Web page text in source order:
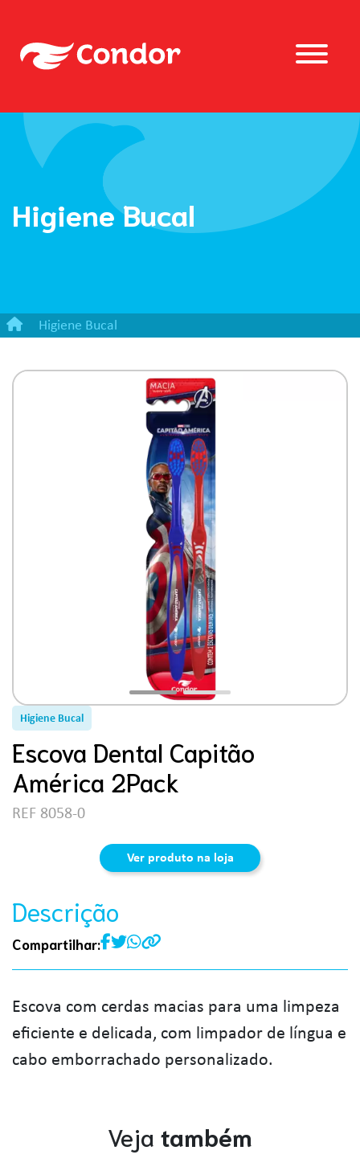
Higiene Bucal
Higiene Bucal
Higiene Bucal
Escova Dental Capitão
América 2Pack
REF 8058-0
Ver produto na loja
Descrição
Compartilhar:
Escova com cerdas macias para uma limpeza
eficiente e delicada, com limpador de língua e
cabo emborrachado personalizado.
Veja também